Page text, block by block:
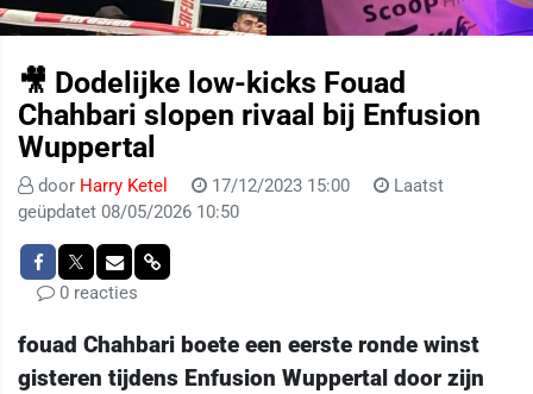
🎥 Dodelijke low-kicks Fouad
Chahbari slopen rivaal bij Enfusion
Wuppertal
door Harry Ketel 17/12/2023 15:00
Laatst
geüpdatet 08/05/2026 10:50
0 reacties
fouad Chahbari boete een eerste ronde winst
gisteren tijdens Enfusion Wuppertal door zijn